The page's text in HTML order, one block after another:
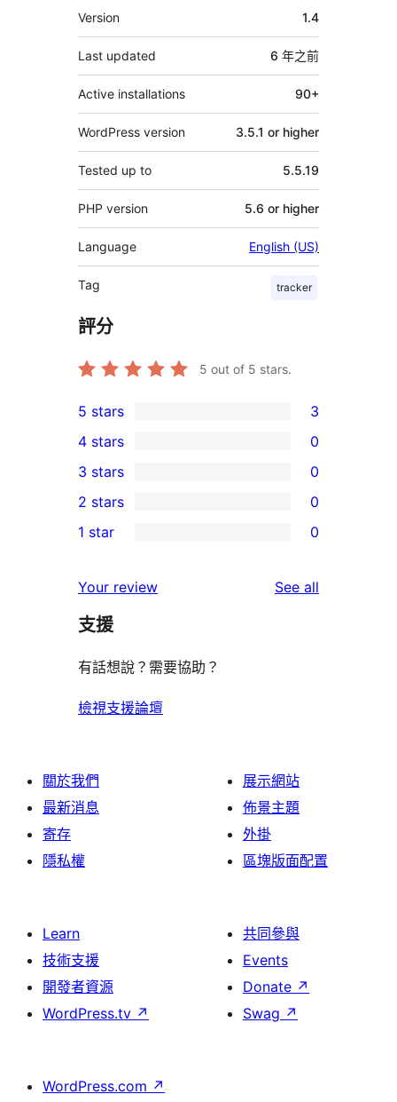
其
它
Version 1.4
Last updated 6 年之前
Active installations 90+
WordPress version 3.5.1 or higher
Tested up to 5.5.19
PHP version 5.6 or higher
Language English (US)
Tag tracker
評分
5 out of 5 stars.
3
5-
star
reviews
5 stars 3
4-
star
reviews
4 stars 0
0
3-
star
3 stars 0
2-
reviews
2 stars 0
star
reviews
1 star 0
Your review See all
支援
有話想說？需要協助？
檢視支援論壇
關於我們
最新消息
寄存
隱私權
展示網站
佈景主題
外掛
區塊版面配置
Learn
技術支援
開發者資源
WordPress.tv ↗
共同參與
Events
Donate ↗
Swag ↗
WordPress.com ↗